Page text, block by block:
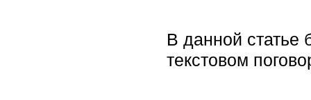
В данной статье
текстовом